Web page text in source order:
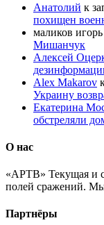
Анатолий к
похищен
маликов игорь
Мишанчук
Алексей
Alex Makarov
Украину
Екатерина
обстреляли
О нас
«АРТВ» Текущая и
полей сражений.
Партнёры